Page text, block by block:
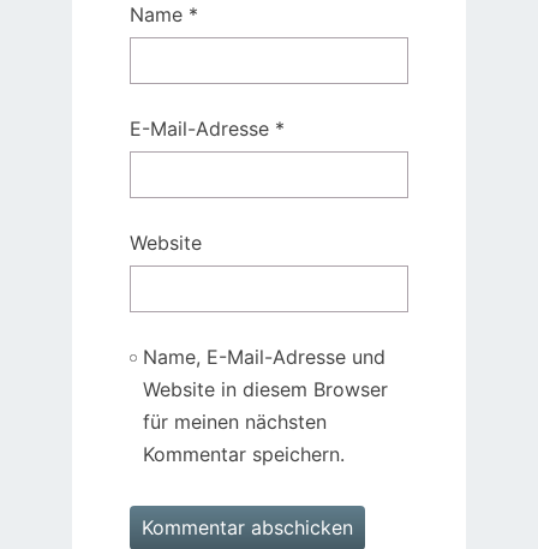
Name *
E-Mail-Adresse *
Website
Name, E-Mail-Adresse und
Website in diesem Browser
für meinen nächsten
Kommentar speichern.